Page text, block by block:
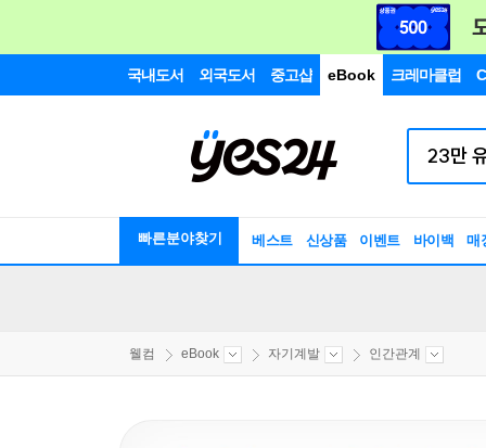
국내도서 외국도서 중고샵 eBook 크레마클럽
빠른분야찾기 베스트 신상품 이벤트 바이백 매
웰컴 eBook 자기계발 인간관계